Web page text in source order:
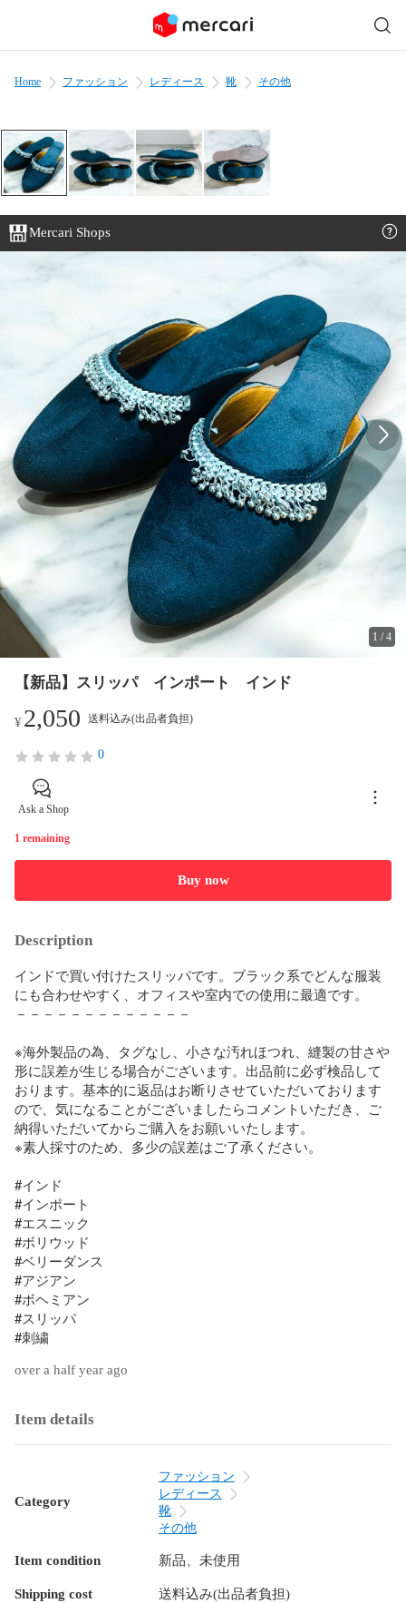
Home ファッション レディース 靴 その他
Mercari Shops
1 /4
【新品】スリッパ インポート インド
¥2,050 送料込み(出品者負担)
0
Ask a Shop
1 remaining
Buy now
Description
インドで買い付けたスリッパです。ブラック系でどんな服装
にも合わせやすく、オフィスや室内での使用に最適です。
－－－－－－－－－－－－－
※海外製品の為、タグなし、小さな汚れほつれ、縫製の甘さや
形に誤差が生じる場合がございます。出品前に必ず検品して
おります。基本的に返品はお断りさせていただいております
ので、気になることがございましたらコメントいただき、ご
納得いただいてからご購入をお願いいたします。
※素人採寸のため、多少の誤差はご了承ください。
#インド
#インポート
#エスニック
#ボリウッド
#ベリーダンス
#アジアン
#ボヘミアン
#スリッパ
#刺繍
over a half year ago
Item details
Category
ファッション
レディース
靴
その他
Item condition 新品、未使用
Shipping cost 送料込み(出品者負担)